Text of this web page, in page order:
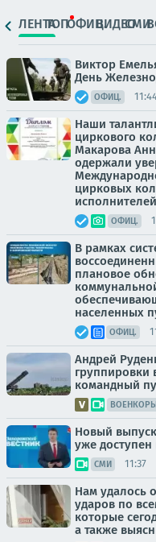
ЛЕНТАТОПОФИЦ.ВИДЕОСМИ
Виктор
День
ОФИЦ.
Наши
циркового
Макарова
одержали
цирковых
ОФИЦ.
В рамках
плановое
населенных
ОФИЦ.
Андрей
группировки
командный
Новый
уже
СМИ 11:37
Нам удалось
ударов по
которые
а также